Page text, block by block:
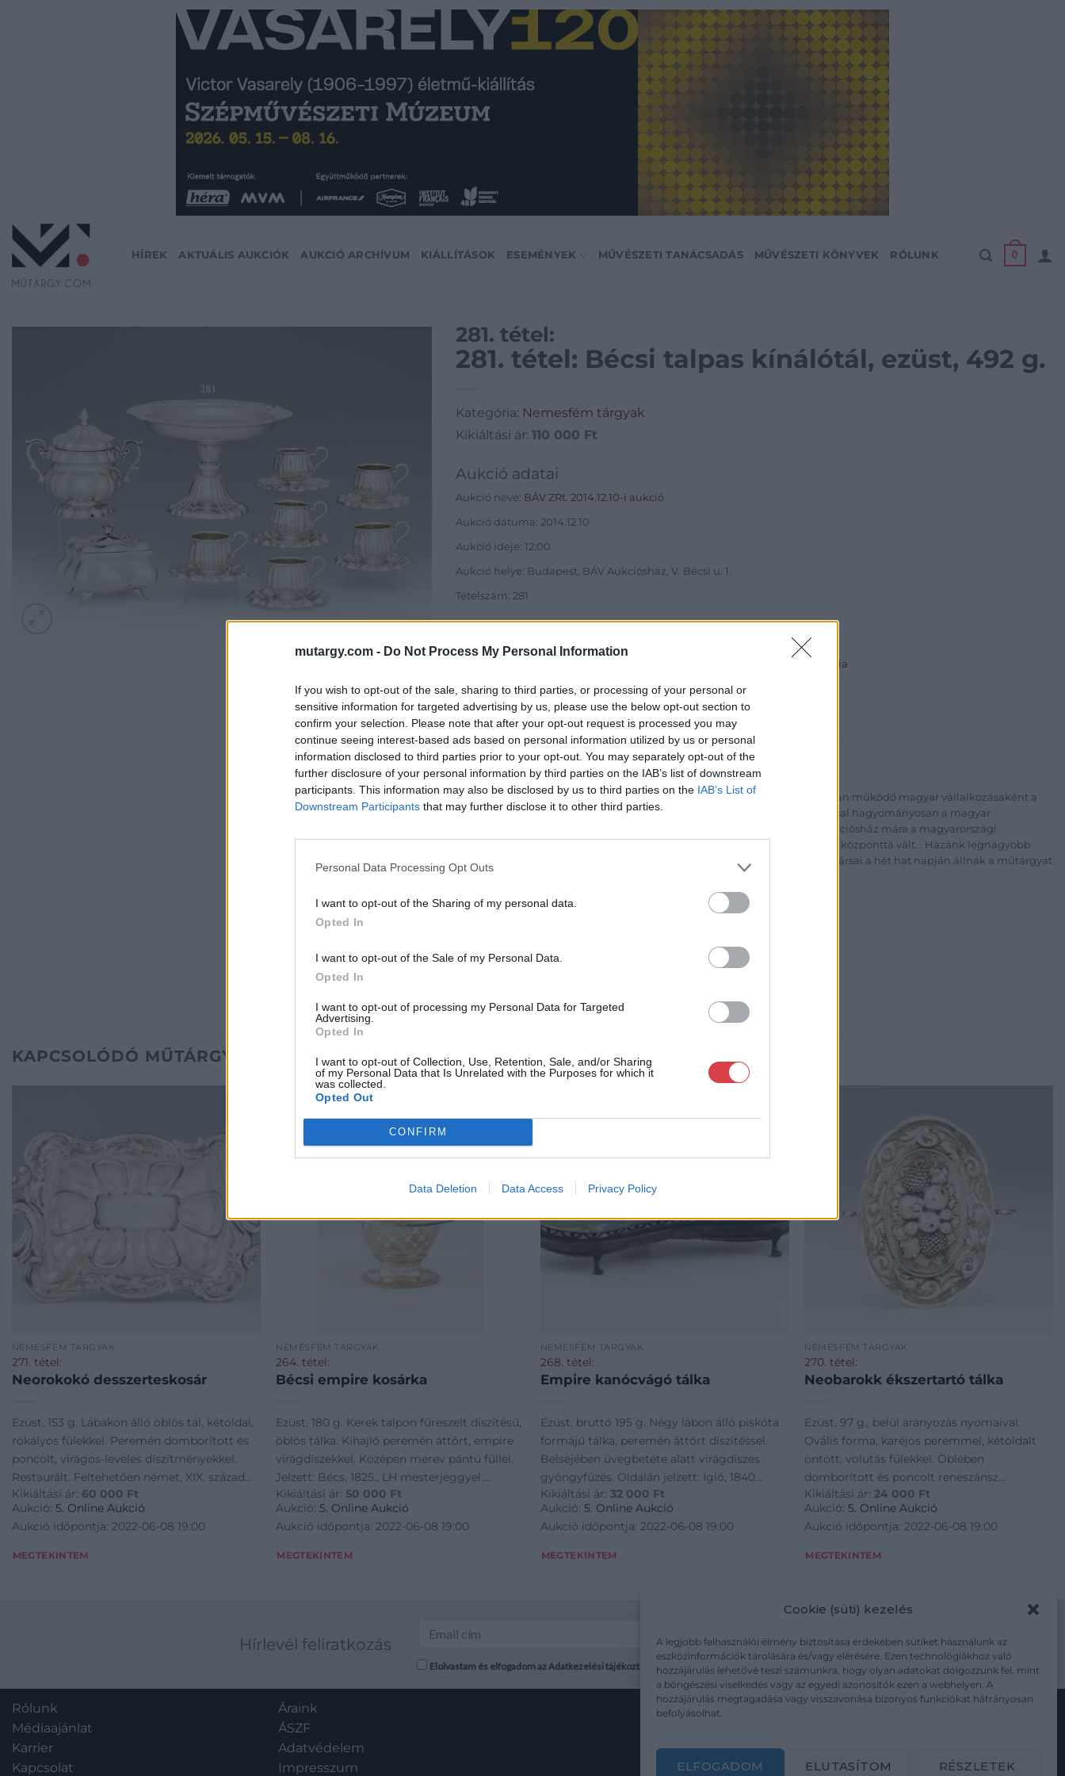
mutargy.com - Do Not Process My Personal Information
If you wish to opt-out of the sale, sharing to third parties, or processing of your personal or
sensitive information for targeted advertising by us, please use the below opt-out section to
confirm your selection. Please note that after your opt-out request is processed you may
continue seeing interest-based ads based on personal information utilized by us or personal
information disclosed to third parties prior to your opt-out. You may separately opt-out of the
further disclosure of your personal information by third parties on the IAB’s list of downstream
participants. This information may also be disclosed by us to third parties on the IAB’s List of
Downstream Participants that may further disclose it to other third parties.
Personal Data Processing Opt Outs
I want to opt-out of the Sharing of my personal data.
Opted In
I want to opt-out of the Sale of my Personal Data.
Opted In
I want to opt-out of processing my Personal Data for Targeted
Advertising.
Opted In
I want to opt-out of Collection, Use, Retention, Sale, and/or Sharing
of my Personal Data that Is Unrelated with the Purposes for which it
was collected.
Opted Out
CONFIRM
Data Deletion Data Access Privacy Policy
Cookie (süti) kezelés
A legjobb felhasználói élmény biztosítása érdekében sütiket használunk az
eszközinformációk tárolására és/vagy elérésére. Ezen technológiákhoz való
hozzájárulás lehetővé teszi számunkra, hogy olyan adatokat dolgozzunk fel, mint
a böngészési viselkedés vagy az egyedi azonosítók ezen a webhelyen. A
hozzájárulás megtagadása vagy visszavonása bizonyos funkciókat hátrányosan
befolyásolhat.
ELFOGADOM ELUTASÍTOM RÉSZLETEK
HÍREK AKTUÁLIS AUKCIÓK AUKCIÓ ARCHÍVUM KIÁLLÍTÁSOK ESEMÉNYEK MŰVÉSZETI TANÁCSADÁS MŰVÉSZETI KÖNYVEK RÓLUNK 0
281. tétel:
281. tétel: Bécsi talpas kínálótál, ezüst, 492 g.
Kategória: Nemesfém tárgyak
Kikiáltási ár: 110 000 Ft
Aukció adatai
Aukció neve: BÁV ZRt. 2014.12.10-i aukció
Aukció dátuma: 2014.12.10
Aukció ideje: 12:00
Aukció helye: Budapest, BÁV Aukciósház, V. Bécsi u. 1.
Tételszám: 281
BÁV ART Aukciósház és Galéria
Cím: BÁV ZRt.
1027 Budapest, Csalogány u. 23-33.
Telefon: (06 1) 331 0513
Weboldal: http://bav-art.hu
Bemutatkozás: Az ország legnagyobb múltú, 240 esztendeje jogfolytonosan működő magyar vállalkozásaként a
BÁV ZRt. óriási tapasztalatával, szakmai tekintélyével és megbízhatóságával hagyományosan a magyar
műkereskedelem meghatározó szereplője. A 2007-ben megújult BÁV Aukciósház mára a magyarországi
műkereskedelem egyik legfontosabb színterévé, kereskedelmi és árverési központtá vált. . Hazánk legnagyobb
műkereskedelmi üzlethálózatával rendelkező BÁV ZRt. felkészült munkatársai a hét hat napján állnak a műtárgyat
eladni, vagy venni kívánók rendelkezésére.
GALÉRIA TOVÁBBI MŰTÁRGYAI
KAPCSOLÓDÓ MŰTÁRGYAK
NEMESFÉM TÁRGYAK
271. tétel:
Neorokokó desszerteskosár
Ezüst, 153 g. Lábakon álló öblös tál, kétoldal,
rokályos fülekkel. Peremén domborított és
poncolt, virágos-leveles díszítményekkel.
Restaurált. Feltehetően német, XIX. század
közepe, MK mesterjeggyel. M.: 36 × 18,5 × 9,5
cm
Kikiáltási ár: 60 000 Ft
Aukció: 5. Online Aukció
Aukció időpontja: 2022-06-08 19:00
MEGTEKINTEM
NEMESFÉM TÁRGYAK
264. tétel:
Bécsi empire kosárka
Ezüst, 180 g. Kerek talpon fűreszelt díszítésű,
öblös tálka. Kihajló peremén áttört, empire
virágdíszekkel. Középen merev pántú füllel.
Jelzett: Bécs, 1825., LH mesterjeggyel.
Neuwirth: P 1840. M.: 13 cm; átm.: 11 cm
Kikiáltási ár: 50 000 Ft
Aukció:5. Online Aukció
Aukció időpontja: 2022-06-08 19:00
MEGTEKINTEM
NEMESFÉM TÁRGYAK
268. tétel:
Empire kanócvágó tálka
Ezüst, bruttó 195 g. Négy lábon álló piskóta
formájú tálka, peremén áttört díszítéssel.
Belsejében üvegbetéte alatt virágdíszes
gyöngyfűzés. Oldalán jelzett: Igló, 1840
körül, Antonius Umlauff. M.: 22 × 9 × 3 cm
Kikiáltási ár: 32 000 Ft
Aukció: 5. Online Aukció
Aukció időpontja: 2022-06-08 19:00
MEGTEKINTEM
NEMESFÉM TÁRGYAK
270. tétel:
Neobarokk ékszertartó tálka
Ezüst, 97 g., belül aranyozás nyomaival.
Ovális forma, karéjos peremmel, kétoldalt
öntött, volutás fülekkel. Öblében
domborított és poncolt reneszánsz
gyümölcskötegek, peremén vésett rokályos
díszítmények. Jelzett: Pest, XIX. szád vége,
PF mesterjeggyel.
Kikiáltási ár: 24 000 Ft
Aukció:5. Online Aukció
Aukció időpontja: 2022-06-08 19:00
MEGTEKINTEM
Hírlevél feliratkozás
Elolvastam és elfogadom az Adatkezelési tájékoztatót: mutargy.com/adatkezelesi-tajekoztato/
Rólunk
Médiaajánlat
Karrier
Kapcsolat
Áraink
ÁSZF
Adatvédelem
Impresszum